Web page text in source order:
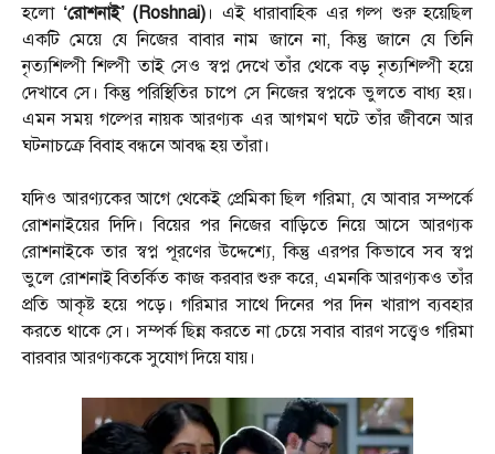
হলো‘রোশনাই’ (Roshnai) । এই ধারাবাহিক এর গল্প শুরু হয়েছিল
একটি মেয়ে যে নিজের বাবার নাম জানে না, কিন্তু জানে যে তিনি
নৃত্যশিল্পী শিল্পী তাই সেও স্বপ্ন দেখে তাঁর থেকে বড় নৃত্যশিল্পী হয়ে
দেখাবে সে। কিন্তু পরিস্থিতির চাপে সে নিজের স্বপ্নকে ভুলতে বাধ্য হয়।
এমন সময় গল্পের নায়ক আরণ্যক এর আগমণ ঘটে তাঁর জীবনে আর
ঘটনাচক্রে বিবাহ বন্ধনে আবদ্ধ হয় তাঁরা।
যদিও আরণ্যকের আগে থেকেই প্রেমিকা ছিল গরিমা, যে আবার সম্পর্কে
রোশনাইয়ের দিদি। বিয়ের পর নিজের বাড়িতে নিয়ে আসে আরণ্যক
রোশনাইকে তার স্বপ্ন পূরণের উদ্দেশ্যে, কিন্তু এরপর কিভাবে সব স্বপ্ন
ভুলে রোশনাই বিতর্কিত কাজ করবার শুরু করে, এমনকি আরণ্যকও তাঁর
প্রতি আকৃষ্ট হয়ে পড়ে। গরিমার সাথে দিনের পর দিন খারাপ ব্যবহার
করতে থাকে সে। সম্পর্ক ছিন্ন করতে না চেয়ে সবার বারণ সত্ত্বেও গরিমা
বারবার আরণ্যককে সুযোগ দিয়ে যায়।